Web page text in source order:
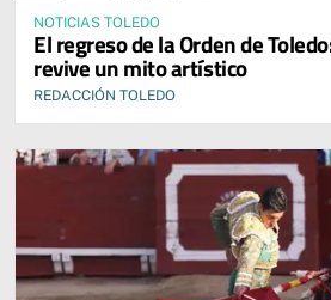
NOTICIAS TOLEDO
El regreso de la Orden de
revive un mito artístico
REDACCIÓN TOLEDO